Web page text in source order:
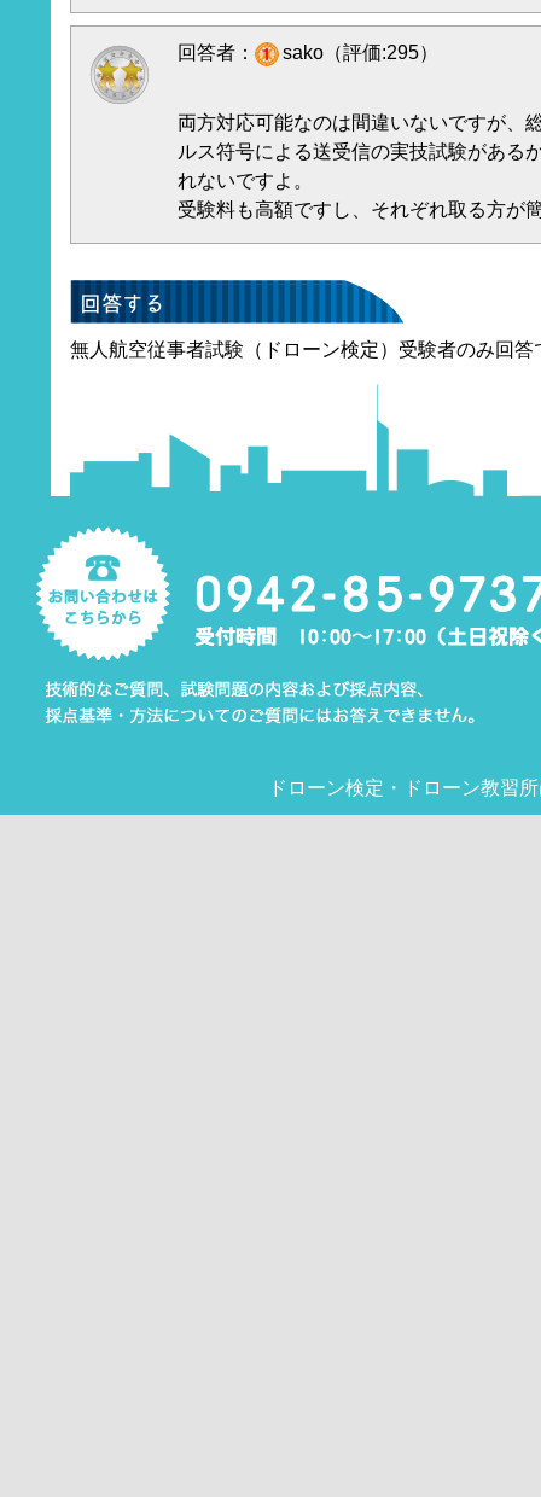
回答者： sako（評価:295）
両方対応可能なのは間違いないですが、
ルス符号による送受信の実技試験がある
れないですよ。
受験料も高額ですし、それぞれ取る方が
無人航空従事者試験（ドローン検定）受験者のみ回答
ドローン検定 ・ ドローン教習所